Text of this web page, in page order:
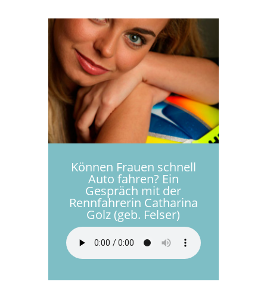
Können Frauen schnell
Auto fahren? Ein
Gespräch mit der
Rennfahrerin Catharina
Golz (geb. Felser)